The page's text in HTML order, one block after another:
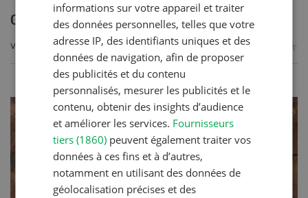
Gratin de céréales et légumes
VERS LA RECETTE
informations sur votre appareil et traiter
des données personnelles, telles que votre
adresse IP, des identifiants uniques et des
données de navigation, afin de proposer
des publicités et du contenu
personnalisés, mesurer les publicités et le
contenu, obtenir des insights d’audience
et améliorer les services. Fournisseurs
tiers (1860) peuvent également traiter vos
données à ces fins et à d’autres,
notamment en utilisant des données de
géolocalisation précises et des